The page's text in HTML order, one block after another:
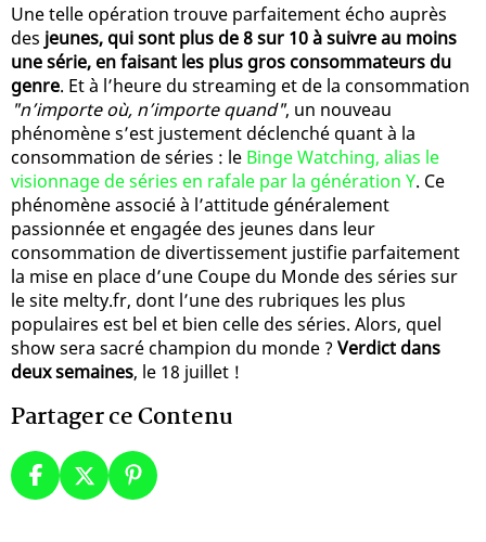
Une telle opération trouve parfaitement écho auprès
des jeunes, qui sont plus de 8 sur 10 à suivre au moins
une série, en faisant les plus gros consommateurs du
genre. Et à l’heure du streaming et de la consommation
"n’importe où, n’importe quand", un nouveau
phénomène s’est justement déclenché quant à la
consommation de séries : le Binge Watching, alias le
visionnage de séries en rafale par la génération Y. Ce
phénomène associé à l’attitude généralement
passionnée et engagée des jeunes dans leur
consommation de divertissement justifie parfaitement
la mise en place d’une Coupe du Monde des séries sur
le site melty.fr, dont l’une des rubriques les plus
populaires est bel et bien celle des séries. Alors, quel
show sera sacré champion du monde ?Verdict dans
deux semaines, le 18 juillet !
Partager ce Contenu